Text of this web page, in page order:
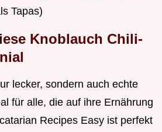
Tapas)
Knoblauch Chili-
lecker, sondern auch echte
für alle, die auf ihre Ernährung
Recipes Easy ist perfekt